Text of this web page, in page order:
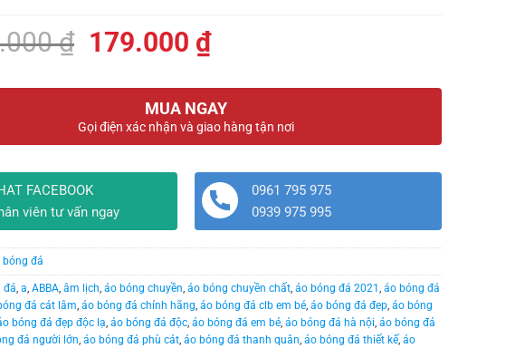
₫ Giá
là:
2.190.000 ₫.
179.000 ₫Giá
tại
là:
179.000 ₫.
MUA NGAY
Gọi điện xác nhận và giao hàng tận nơi
FACEBOOK
viên tư vấn ngay
0961 795 975
0939 975 995
bóng đá
đá, a, ABBA, âm lịch, áo bóng chuyền, áo bóng chuyền chất, áo bóng đá 2021 , áo bóng đá
đá cát lâm, áo bóng đá chính hãng, áo bóng đá clb em bé, áo bóng đá đẹp, áo bóng
bóng đá đẹp độc lạ, áo bóng đá độc, áo bóng đá em bé, áo bóng đá hà nội, áo bóng đá
đá người lớn, áo bóng đá phù cát, áo bóng đá thanh quân, áo bóng đá thiết kế, áo